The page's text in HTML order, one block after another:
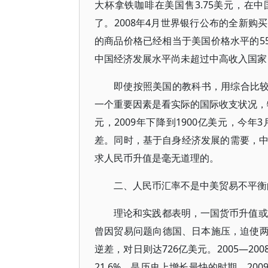
大杯拿铁咖啡在美国售3.75美元，在
了。2008年4月世界银行公布的全新购
的商品价格已经相当于美国价格水平的
中国经济发展水平尚未超过中高收入国
即使按照美国的教科书，用综合比
一个重要因素是看实际的国际收支状况
元，2009年下降到1900亿美元，今年
差。同时，基于自身经济发展的需要，
求人民币升值是毫无道理的。
二、人民币汇率不是中美贸易不平
理论和实践都表明，一国货币升值
曾因贸易问题向德国、日本施压，迫使
逆差，对日则达726亿美元。